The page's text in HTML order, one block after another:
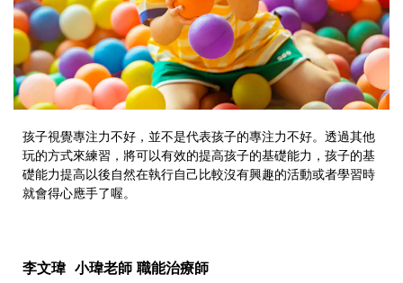
孩子視覺專注力不好，並不是代表孩子的專注力不好。透過其他
玩的方式來練習，將可以有效的提高孩子的基礎能力，孩子的基
礎能力提高以後自然在執行自己比較沒有興趣的活動或者學習時
就會得心應手了喔。
李文瑋 小瑋老師 職能治療師